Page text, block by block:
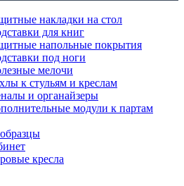
накладки на стол
для книг
напольные покрытия
под ноги
мелочи
к стульям и креслам
и органайзеры
модули к партам
кресла